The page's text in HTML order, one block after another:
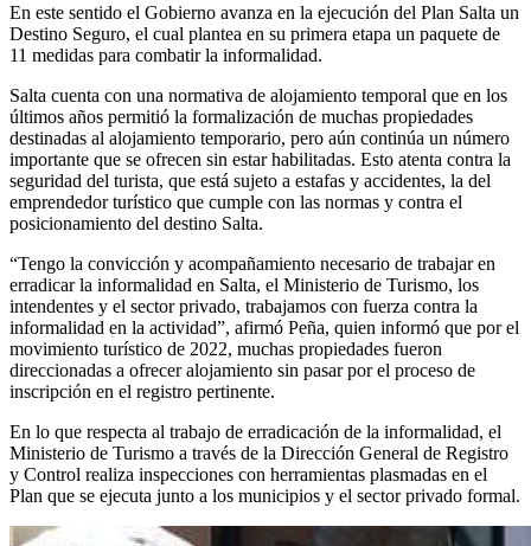
En este sentido el Gobierno avanza en la ejecución del Plan Salta un
Destino Seguro, el cual plantea en su primera etapa un paquete de
11 medidas para combatir la informalidad.
Salta cuenta con una normativa de alojamiento temporal que en los
últimos años permitió la formalización de muchas propiedades
destinadas al alojamiento temporario, pero aún continúa un número
importante que se ofrecen sin estar habilitadas. Esto atenta contra la
seguridad del turista, que está sujeto a estafas y accidentes, la del
emprendedor turístico que cumple con las normas y contra el
posicionamiento del destino Salta.
“Tengo la convicción y acompañamiento necesario de trabajar en
erradicar la informalidad en Salta, el Ministerio de Turismo, los
intendentes y el sector privado, trabajamos con fuerza contra la
informalidad en la actividad”, afirmó Peña, quien informó que por el
movimiento turístico de 2022, muchas propiedades fueron
direccionadas a ofrecer alojamiento sin pasar por el proceso de
inscripción en el registro pertinente.
En lo que respecta al trabajo de erradicación de la informalidad, el
Ministerio de Turismo a través de la Dirección General de Registro
y Control realiza inspecciones con herramientas plasmadas en el
Plan que se ejecuta junto a los municipios y el sector privado formal.